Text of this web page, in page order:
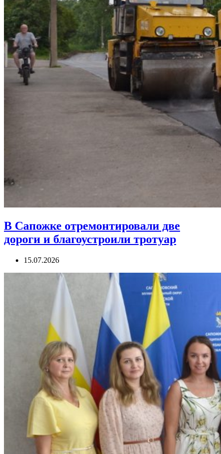
В Сапожке отремонтировали две
дороги и благоустроили тротуар
15.07.2026